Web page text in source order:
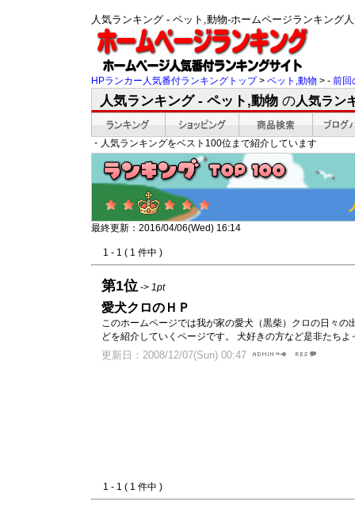
人気ランキング - ペット,動物-ホームページランキング
HPランカー人気番付ランキングトップ> ペット,動物 > - 前回
人気ランキング - ペット,動物 の人気ラン
・人気ランキングをベスト100位まで紹介しています
最終更新：2016/04/06(Wed) 16:14
1 - 1 ( 1 件中 )
第1位 -> 1pt
愛犬クロのＨＰ
このホームページでは我が家の愛犬（黒柴）クロの日々の
どを紹介していくページです。 犬好きの方など是非たちよ
更新日：2008/12/07(Sun) 00:47
1 - 1 ( 1 件中 )